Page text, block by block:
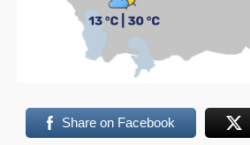
Share on Facebook